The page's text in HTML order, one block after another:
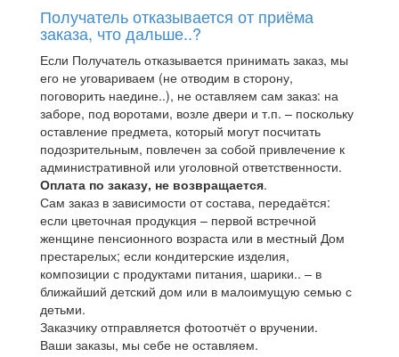
Получатель отказывается от приёма
заказа, что дальше..?
Если Получатель отказывается принимать заказ, мы
его не уговариваем (не отводим в сторону,
поговорить наедине..), не оставляем сам заказ: на
заборе, под воротами, возле двери и т.п. – поскольку
оставление предмета, который могут посчитать
подозрительным, повлечен за собой привлечение к
административной или уголовной ответственности.
Оплата по заказу, не возвращается.
Сам заказ в зависимости от состава, передаётся:
если цветочная продукция – первой встречной
женщине пенсионного возраста или в местный Дом
престарелых; если кондитерские изделия,
композиции с продуктами питания, шарики.. – в
ближайший детский дом или в малоимущую семью с
детьми.
Заказчику отправляется фотоотчёт о вручении.
Ваши заказы, мы себе не оставляем.